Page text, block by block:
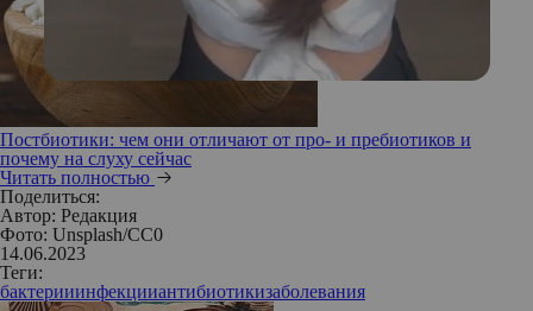
Постбиотики: чем они отличают от про- и пребиотиков и
почему на слуху сейчас
Читать полностью
Поделиться:
Автор: Редакция
Фото: Unsplash/СС0
14.06.2023
Теги:
бактерииинфекцииантибиотикизаболевания